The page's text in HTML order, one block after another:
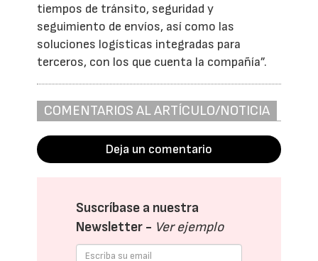
tiempos de tránsito, seguridad y
seguimiento de envíos, así como las
soluciones logísticas integradas para
terceros, con los que cuenta la compañía”.
COMENTARIOS AL ARTÍCULO/NOTICIA
Deja un comentario
Suscríbase a nuestra
Newsletter - Ver ejemplo